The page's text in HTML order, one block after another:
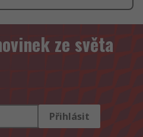
ze světa
Přihlásit